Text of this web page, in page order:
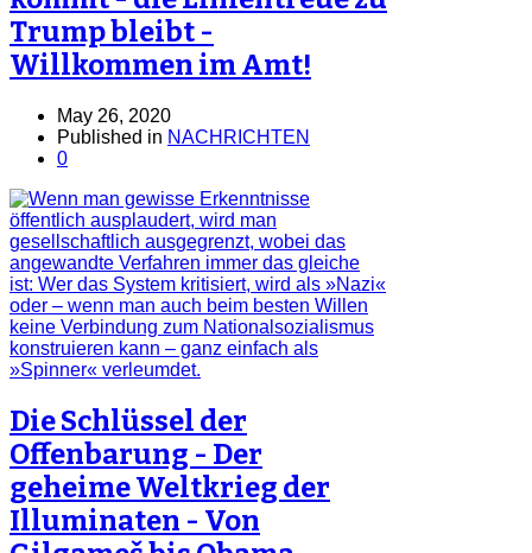
Trump bleibt -
Willkommen im Amt!
May 26, 2020
Published in NACHRICHTEN
0
Die Schlüssel der
Offenbarung - Der
geheime Weltkrieg der
Illuminaten - Von